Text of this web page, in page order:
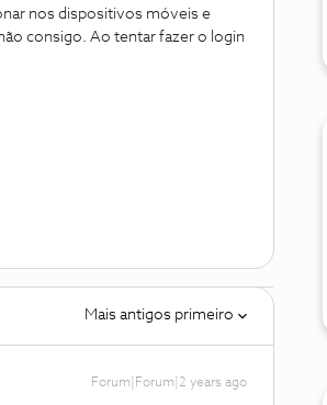
nos dispositivos móveis e
consigo. Ao tentar fazer o login
Mais antigos primeiro
Forum|Forum|2 years ago